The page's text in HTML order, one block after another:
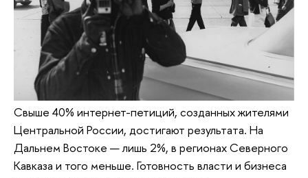
Свыше 40% интернет-петиций, созданных жителями
Центральной России, достигают результата. На
Дальнем Востоке — лишь 2%, в регионах Северного
Кавказа и того меньше. Готовность власти и бизнеса